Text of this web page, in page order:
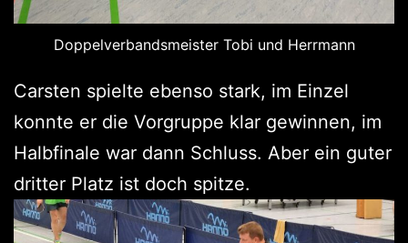
Doppelverbandsmeister Tobi und Herrmann
Carsten spielte ebenso stark, im Einzel
konnte er die Vorgruppe klar gewinnen, im
Halbfinale war dann Schluss. Aber ein guter
dritter Platz ist doch spitze.